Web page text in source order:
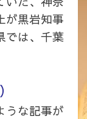
が黒岩知事
では、千葉
うな記事が